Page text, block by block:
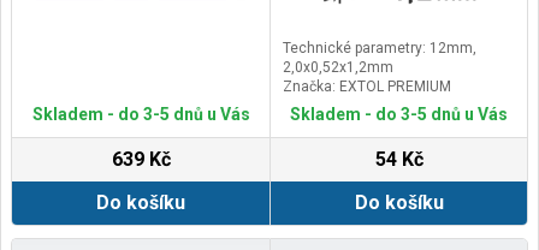
Skladem - do 3-5 dnů u Vás
639 Kč
Do košíku
Technické parametry: 12mm,
2,0x0,52x1,2mm
Značka: EXTOL PREMIUM
Skladem - do 3-5 dnů u Vás
54 Kč
Do košíku